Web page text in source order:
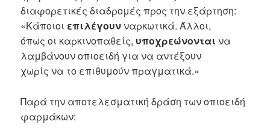
διαφορετικές διαδρομές προς την εξάρτηση:
«Κάποιοι επιλέγουνναρκωτικά. Άλλοι,
όπως οι καρκινοπαθείς, υποχρεώνονται να
λαμβάνουν οπιοειδή για να αντέξουν
χωρίς να το επιθυμούν πραγματικά.»
Παρά την αποτελεσματική δράση των οπιοειδή
φαρμάκων: